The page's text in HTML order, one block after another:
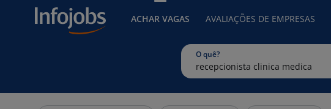
ACHAR VAGAS AVALIAÇÕES DE EMPRESAS
O quê?